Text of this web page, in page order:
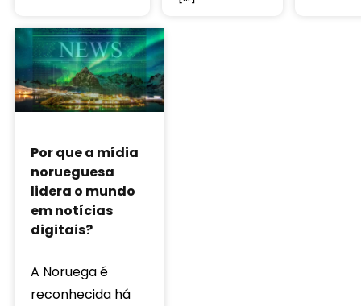
Por que a mídia
norueguesa
lidera o mundo
em notícias
digitais?
A Noruega é
reconhecida há